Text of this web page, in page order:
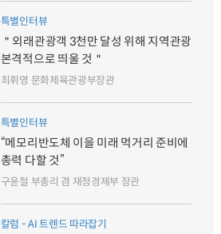
특별인터뷰
＂외래관광객 3천만 달성 위해 지역관광
본격적으로 띄울 것＂
최휘영 문화체육관광부장관
특별인터뷰
“메모리반도체 이을 미래 먹거리 준비에
총력 다할 것”
구윤철 부총리 겸 재정경제부 장관
칼럼 - AI 트렌드 따라잡기